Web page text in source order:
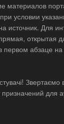
материалов
условии
источник. Для
открытая
первом абзаце
призначений для